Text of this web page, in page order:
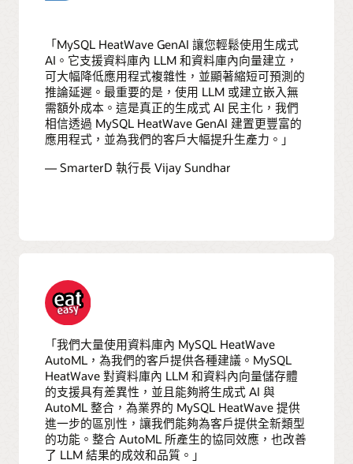
「MySQL HeatWave GenAI 讓您輕鬆使用生成式
AI。它支援資料庫內 LLM 和資料庫內向量建立，
可大幅降低應用程式複雜性，並顯著縮短可預測的
推論延遲。最重要的是，使用 LLM 或建立嵌入無
需額外成本。這是真正的生成式 AI 民主化，我們
相信透過 MySQL HeatWave GenAI 建置更豐富的
應用程式，並為我們的客戶大幅提升生產力。」
— SmarterD 執行長 Vijay Sundhar
「我們大量使用資料庫內 MySQL HeatWave
AutoML，為我們的客戶提供各種建議。MySQL
HeatWave 對資料庫內 LLM 和資料內向量儲存體
的支援具有差異性，並且能夠將生成式 AI 與
AutoML 整合，為業界的 MySQL HeatWave 提供
進一步的區別性，讓我們能夠為客戶提供全新類型
的功能。整合 AutoML 所產生的協同效應，也改善
了 LLM 結果的成效和品質。」